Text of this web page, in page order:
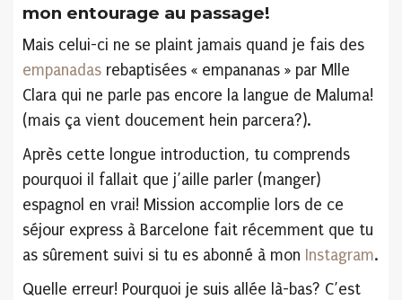
mon entourage au passage!
Mais celui-ci ne se plaint jamais quand je fais des
empanadas rebaptisées « empananas » par Mlle
Clara qui ne parle pas encore la langue de Maluma!
(mais ça vient doucement hein parcera?).
Après cette longue introduction, tu comprends
pourquoi il fallait que j’aille parler (manger)
espagnol en vrai! Mission accomplie lors de ce
séjour express à Barcelone fait récemment que tu
as sûrement suivi si tu es abonné à mon Instagram.
Quelle erreur! Pourquoi je suis allée là-bas? C’est